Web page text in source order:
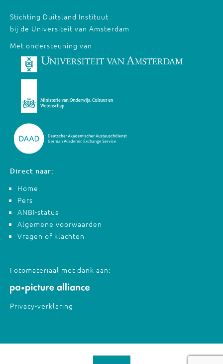
Stichting Duitsland Instituut
bij de Universiteit van Amsterdam
Met ondersteuning van
Direct naar:
Home
Pers
ANBI-status
Algemene voorwaarden
Vragen of klachten
Fotomateriaal met dank aan:
Privacy-verklaring